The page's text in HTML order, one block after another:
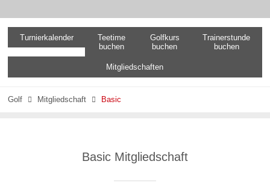
Turnierkalender
Teetime
buchen
Golfkurs
buchen
Trainerstunde
buchen
Mitgliedschaften
Golf  Mitgliedschaft  Basic
Basic Mitgliedschaft